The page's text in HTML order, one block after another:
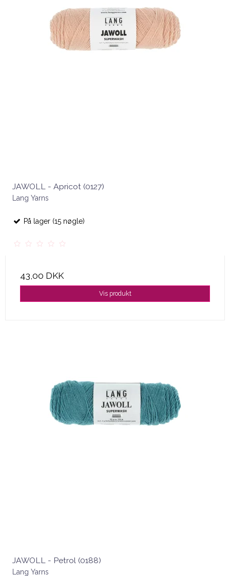
JAWOLL - Apricot (0127)
Lang Yarns
På lager (15 nøgle)
43,00 DKK
Vis produkt
JAWOLL - Petrol (0188)
Lang Yarns